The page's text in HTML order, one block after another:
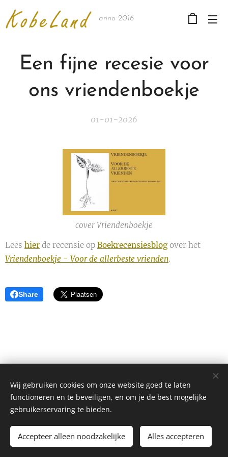
anno 2016
Een fijne recesie voor
ons vriendenboekje
01-01-2026
cover Vriendenboekje
Lees hier de recensie op Boekrecensiesblog over het
Vriendenboekje - Voor de allerbeste vrienden.
Share
Alle rechten voorbehouden 2026
Mogelijk gemaakt doorWebnode Cookies
Wij gebruiken cookies om onze website goed te laten
functioneren en te beveiligen, en om je de best mogelijke
gebruikerservaring te bieden.
Accepteer alleen noodzakelijke Alles accepteren